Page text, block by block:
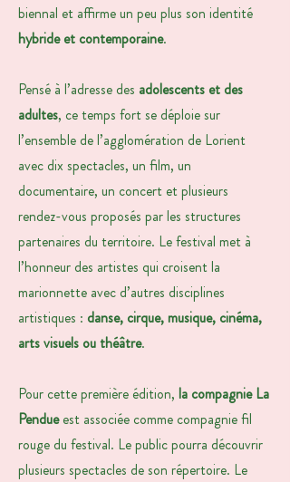
biennal et affirme un peu plus son identité
hybride et contemporaine.
Pensé à l’adresse des adolescents et des
adultes, ce temps fort se déploie sur
l’ensemble de l’agglomération de Lorient
avec dix spectacles, un film, un
documentaire, un concert et plusieurs
rendez-vous proposés par les structures
partenaires du territoire. Le festival met à
l’honneur des artistes qui croisent la
marionnette avec d’autres disciplines
artistiques : danse, cirque, musique, cinéma,
arts visuels ou théâtre.
Pour cette première édition, la compagnie La
Pendueest associée comme compagnie fil
rouge du festival. Le public pourra découvrir
plusieurs spectacles de son répertoire. Le